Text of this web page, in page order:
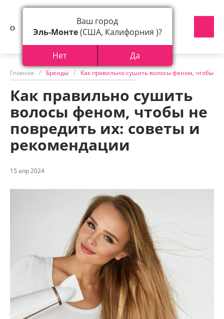
Главная / Бренды / Как правильно сушить волосы феном, чтобы
Как правильно сушить
волосы феном, чтобы не
повредить их: советы и
рекомендации
15 апр 2024
Ваш город
Эль-Монте(США, Калифорния )?
Нет Да